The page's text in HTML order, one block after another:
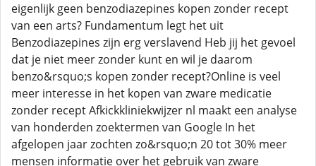
eigenlijk geen benzodiazepines kopen zonder recept
van een arts? Fundamentum legt het uit
Benzodiazepines zijn erg verslavend Heb jij het gevoel
dat je niet meer zonder kunt en wil je daarom
benzo&rsquo;s kopen zonder recept?Online is veel
meer interesse in het kopen van zware medicatie
zonder recept Afkickkliniekwijzer nl maakt een analyse
van honderden zoektermen van Google In het
afgelopen jaar zochten zo&rsquo;n 20 tot 30% meer
mensen informatie over het gebruik van zware